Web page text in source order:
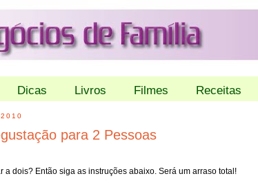
Dicas Livros Filmes Receitas
para 2 Pessoas
a dois? Então siga as instruções abaixo. Será um arraso total!